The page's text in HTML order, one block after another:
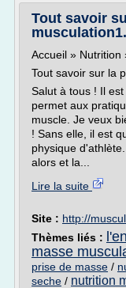
Tout savoir
Accueil » Nutrition
Tout savoir sur la
Salut à tous ! Il
permet aux
muscle. Je veux
! Sans elle, il est
physique
alors et la...
Lire la suite
Site : http://
Thèmes liés :
masse
prise de masse /
seche / nutrition